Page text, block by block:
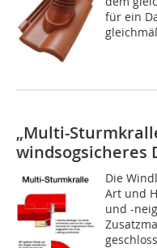
für ein
„Multi-
windsogsicheres
Die
Art und
und -